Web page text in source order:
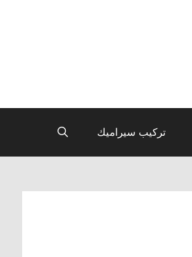
تركيب سيراميك